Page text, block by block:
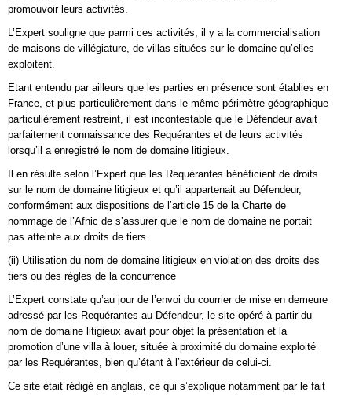
promouvoir leurs activités.
L’Expert souligne que parmi ces activités, il y a la commercialisation
de maisons de villégiature, de villas situées sur le domaine qu’elles
exploitent.
Etant entendu par ailleurs que les parties en présence sont établies en
France, et plus particulièrement dans le même périmètre géographique
particulièrement restreint, il est incontestable que le Défendeur avait
parfaitement connaissance des Requérantes et de leurs activités
lorsqu’il a enregistré le nom de domaine litigieux.
Il en résulte selon l’Expert que les Requérantes bénéficient de droits
sur le nom de domaine litigieux et qu’il appartenait au Défendeur,
conformément aux dispositions de l’article 15 de la Charte de
nommage de l’Afnic de s’assurer que le nom de domaine ne portait
pas atteinte aux droits de tiers.
(ii) Utilisation du nom de domaine litigieux en violation des droits des
tiers ou des règles de la concurrence
L’Expert constate qu’au jour de l’envoi du courrier de mise en demeure
adressé par les Requérantes au Défendeur, le site opéré à partir du
nom de domaine litigieux avait pour objet la présentation et la
promotion d’une villa à louer, située à proximité du domaine exploité
par les Requérantes, bien qu’étant à l’extérieur de celui-ci.
Ce site était rédigé en anglais, ce qui s’explique notamment par le fait